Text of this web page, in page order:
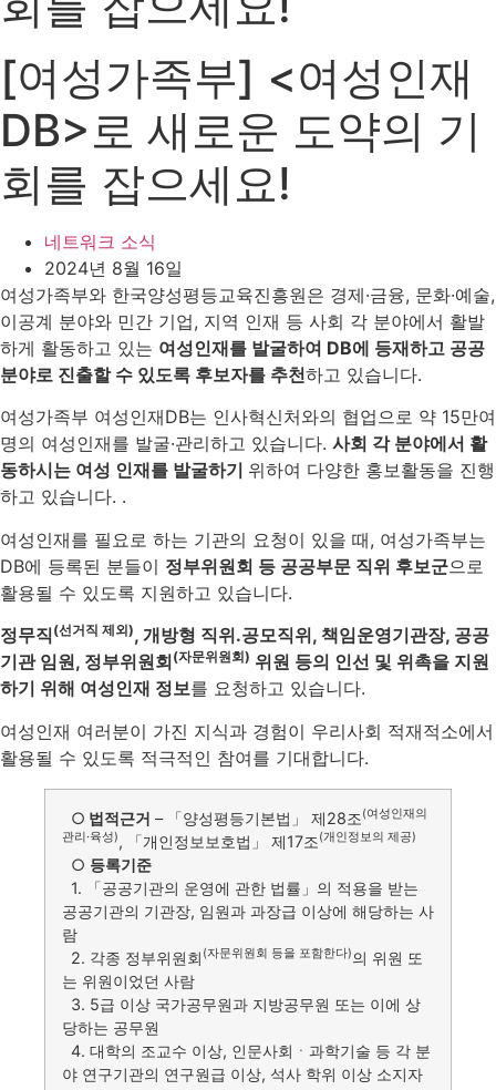
[여성가족부] <여성인재
DB>로 새로운 도약의 기
회를 잡으세요!
네트워크 소식
2024년 8월 16일
여성가족부와 한국양성평등교육진흥원은 경제·금융, 문화·예술,
이공계 분야와 민간 기업, 지역 인재 등 사회 각 분야에서 활발
하게 활동하고 있는 여성인재를 발굴하여 DB에 등재하고 공공
분야로 진출할 수 있도록 후보자를 추천하고 있습니다.
여성가족부 여성인재DB는 인사혁신처와의 협업으로 약 15만여
명의 여성인재를 발굴·관리하고 있습니다. 사회 각 분야에서 활
동하시는 여성 인재를 발굴하기 위하여 다양한 홍보활동을 진행
하고 있습니다. .
여성인재를 필요로 하는 기관의 요청이 있을 때, 여성가족부는
DB에 등록된 분들이 정부위원회 등 공공부문 직위 후보군으로
활용될 수 있도록 지원하고 있습니다.
정무직 (선거직 제외), 개방형 직위․공모직위, 책임운영기관장, 공공
기관 임원, 정부위원회 (자문위원회) 위원 등의 인선 및 위촉을 지원
하기 위해 여성인재 정보를 요청하고 있습니다.
여성인재 여러분이 가진 지식과 경험이 우리사회 적재적소에서
활용될 수 있도록 적극적인 참여를 기대합니다.
○ 법적근거 – 「양성평등기본법」 제28조(여성인재의
관리·육성), 「개인정보보호법」 제17조(개인정보의 제공)
○ 등록기준
1. 「공공기관의 운영에 관한 법률」의 적용을 받는
공공기관의 기관장, 임원과 과장급 이상에 해당하는 사
람
2. 각종 정부위원회 (자문위원회 등을 포함한다)의 위원 또
는 위원이었던 사람
3. 5급 이상 국가공무원과 지방공무원 또는 이에 상
당하는 공무원
4. 대학의 조교수 이상, 인문사회ㆍ과학기술 등 각 분
야 연구기관의 연구원급 이상, 석사 학위 이상 소지자